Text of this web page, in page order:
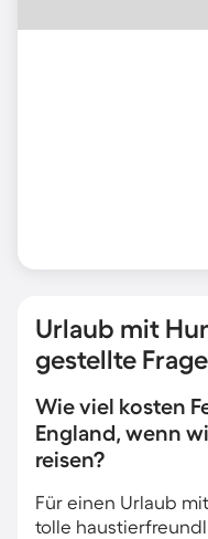
Urlaub mit
gestellte
Wie viel kosten
England, wenn
reisen?
Für einen Urlaub
tolle